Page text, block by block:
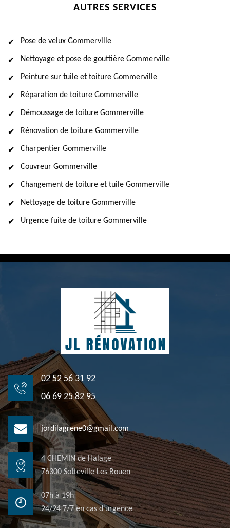
AUTRES SERVICES
Pose de velux Gommerville
Nettoyage et pose de gouttière Gommerville
Peinture sur tuile et toiture Gommerville
Réparation de toiture Gommerville
Démoussage de toiture Gommerville
Rénovation de toiture Gommerville
Charpentier Gommerville
Couvreur Gommerville
Changement de toiture et tuile Gommerville
Nettoyage de toiture Gommerville
Urgence fuite de toiture Gommerville
02 52 56 31 92
06 69 25 82 95
jordilagrene0@gmail.com
4 CHEMIN de Halage
76300 Sotteville Les Rouen
07h à 19h
24/24 7/7 en cas d'urgence